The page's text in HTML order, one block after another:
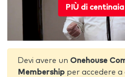
PIÙ di
Devi avere un Onehouse
Membership per accedere